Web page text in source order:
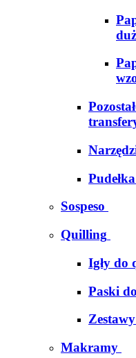
Sospeso
Quilling
Igły do
Paski
Makramy